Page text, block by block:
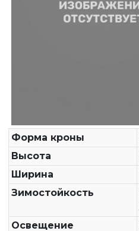
Форма кроны
Высота
Ширина
Зимостойкость
Освещение